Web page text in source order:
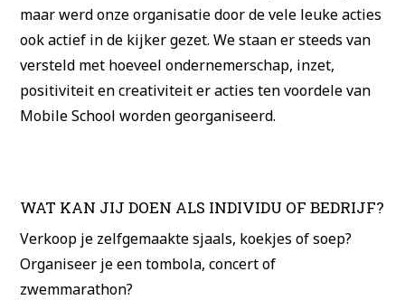
maar werd onze organisatie door de vele leuke acties
ook actief in de kijker gezet. We staan er steeds van
versteld met hoeveel ondernemerschap, inzet,
positiviteit en creativiteit er acties ten voordele van
Mobile School worden georganiseerd.
WAT KAN JIJ DOEN ALS INDIVIDU OF BEDRIJF?
Verkoop je zelfgemaakte sjaals, koekjes of soep?
Organiseer je een tombola, concert of
zwemmarathon?